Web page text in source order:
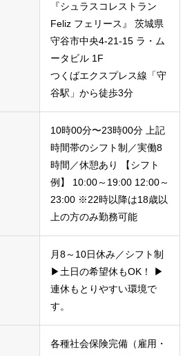
『シュラスコレストラン
Feliz フェリース』 茨城県
守谷市中央4-21-15 ラ・ム
ータビル 1F
つくばエクスプレス線「守
谷駅」から徒歩3分
10時00分〜23時00分 上記
時間帯のシフト制／実働8
時間／休憩あり 【シフト
例】 10:00～19:00 12:00～
23:00 ※22時以降は18歳以
上の方のみ勤務可能
月8～10日休み／シフト制
▶土日の希望休もOK！ ▶
連休もとりやすい環境で
す。
各種社会保険完備（雇用・